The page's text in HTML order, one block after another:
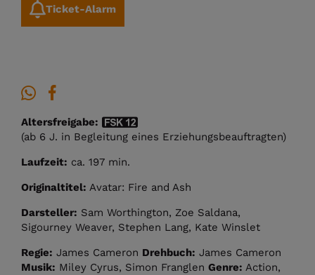
Ticket-Alarm
Altersfreigabe:
(ab 6 J. in Begleitung eines Erziehungsbeauftragten)
Laufzeit: ca. 197 min.
Originaltitel: Avatar: Fire and Ash
Darsteller: Sam Worthington, Zoe Saldana,
Sigourney Weaver, Stephen Lang, Kate Winslet
Regie: James Cameron Drehbuch: James Cameron
Musik: Miley Cyrus, Simon Franglen Genre: Action,